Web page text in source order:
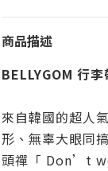
商品描述
BELLYGOM 行李
來自韓國的超人
形、無辜大眼同
頭禪「 Don’t